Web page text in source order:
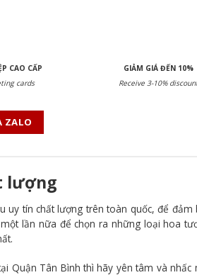
CAO CẤP
cards
GIẢM GIÁ ĐẾN 10%
Receive 3-10%
ZALO
lượng
uy tín chất lượng trên toàn quốc, để đảm
lần nữa để chọn ra những loại hoa
Quận Tân Bình thì hãy yên tâm và nhấc